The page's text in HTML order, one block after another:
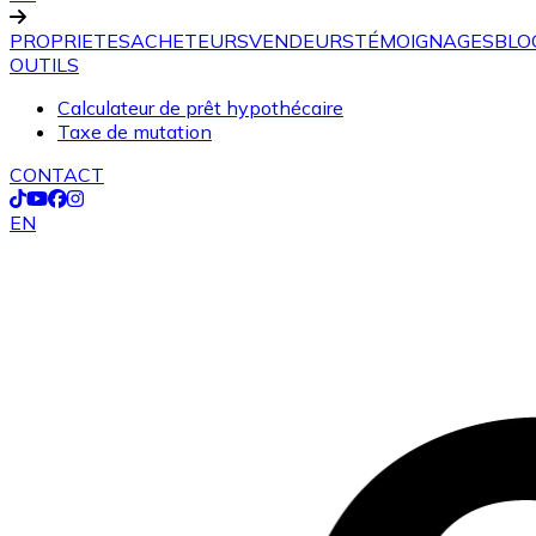
PROPRIETESACHETEURSVENDEURSTÉMOIGNAGES
OUTILS
Calculateur de prêt hypothécaire
Taxe de mutation
CONTACT
EN